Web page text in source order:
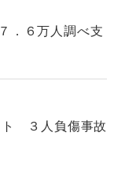
．６万人調べ支
ト ３人負傷事故